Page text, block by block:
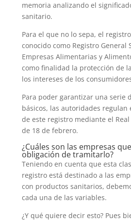
memoria analizando el
sanitario.
Para el que no lo sepa, el
conocido como Registro General
Empresas Alimentarias y
como finalidad la protección de
los intereses de los
Para poder garantizar una serie
básicos, las autoridades
de este registro mediante el
de 18 de febrero.
¿Cuáles son las empresas
obligación de tramitarlo?
Teniendo en cuenta que esta
registro está destinado a las
con productos sanitarios,
cada una de las variables.
¿Y qué quiere decir esto? Pues